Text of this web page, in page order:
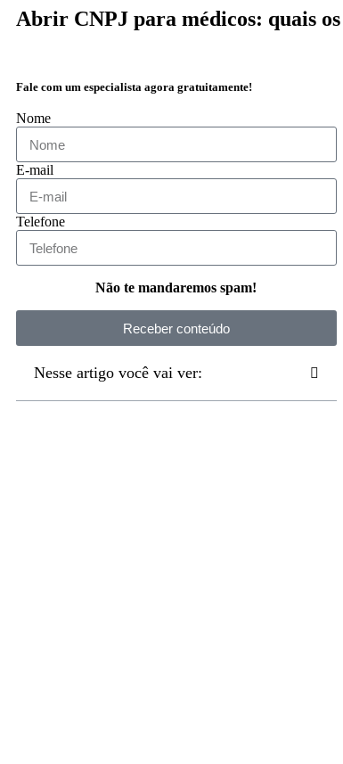
Abrir CNPJ para médicos: quais os
Fale com um especialista agora gratuitamente!
Nome
E-mail
Telefone
Não te mandaremos spam!
Receber conteúdo
Nesse artigo você vai ver: